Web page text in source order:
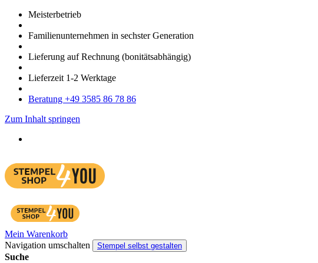
Meister­betrieb
Familien­unter­nehmen in sechster Gene­ration
Lieferung auf Rech­nung (bonitätsabhängig)
Liefer­zeit 1-2 Werk­tage
Bera­tung +49 3585 86 78 86
Zum Inhalt springen
Mein Warenkorb
Navigation umschalten
Stempel selbst gestalten
Suche